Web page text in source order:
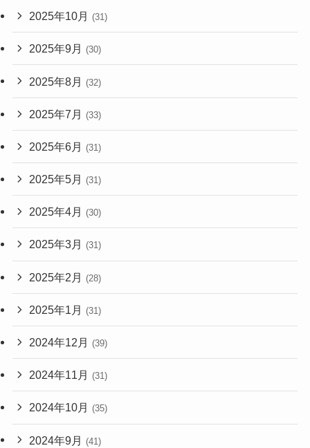
2025年10月 (31)
2025年9月 (30)
2025年8月 (32)
2025年7月 (33)
2025年6月 (31)
2025年5月 (31)
2025年4月 (30)
2025年3月 (31)
2025年2月 (28)
2025年1月 (31)
2024年12月 (39)
2024年11月 (31)
2024年10月 (35)
2024年9月 (41)